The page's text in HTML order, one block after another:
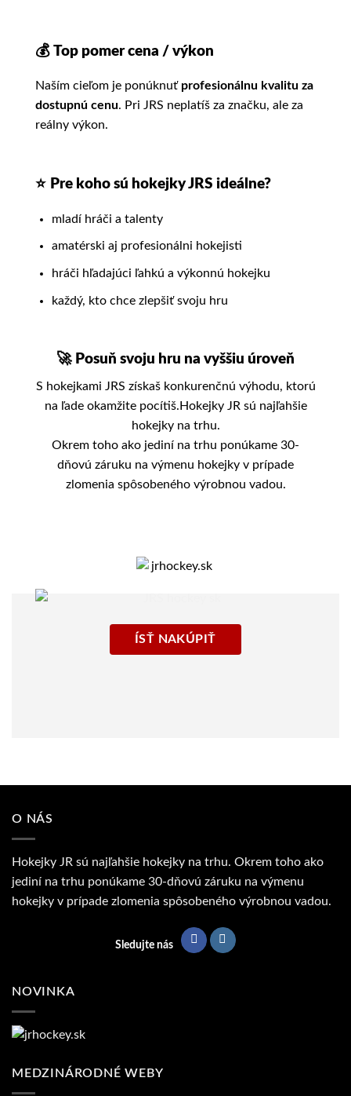
💰 Top pomer cena / výkon
Naším cieľom je ponúknuť profesionálnu kvalitu za
dostupnú cenu. Pri JRS neplatíš za značku, ale za
reálny výkon.
⭐ Pre koho sú hokejky JRS ideálne?
mladí hráči a talenty
amatérski aj profesionálni hokejisti
hráči hľadajúci ľahkú a výkonnú hokejku
každý, kto chce zlepšiť svoju hru
🚀 Posuň svoju hru na vyššiu úroveň
S hokejkami JRS získaš konkurenčnú výhodu, ktorú
na ľade okamžite pocítiš.Hokejky JR sú najľahšie
hokejky na trhu.
Okrem toho ako jediní na trhu ponúkame 30-
dňovú záruku na výmenu hokejky v prípade
zlomenia spôsobeného výrobnou vadou.
ÍSŤ NAKÚPIŤ
O NÁS
Hokejky JR sú najľahšie hokejky na trhu. Okrem toho ako
jediní na trhu ponúkame 30-dňovú záruku na výmenu
hokejky v prípade zlomenia spôsobeného výrobnou vadou.
Sledujte nás
NOVINKA
MEDZINÁRODNÉ WEBY